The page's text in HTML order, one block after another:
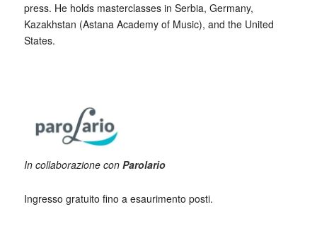
press. He holds masterclasses in Serbia, Germany,
Kazakhstan (Astana Academy of Music), and the United
States.
In collaborazione con Parolario
Ingresso gratuito fino a esaurimento posti.